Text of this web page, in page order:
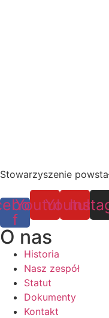
Stowarzyszenie
f
YoutubeYoutube
O nas
Historia
Nasz zespół
Statut
Dokumenty
Kontakt